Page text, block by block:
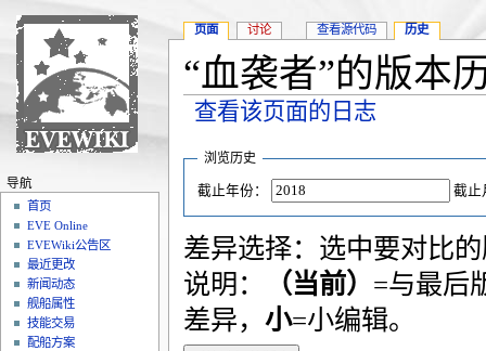
“血袭者”的版本
查看该页面的日志
浏览历史
截止年份： 截止
差异选择：选中要对比
说明：
（当前） =与最后
差异， 小=小编辑。
页面 讨论 查看源代码 历史
导航
首页
EVE Online
EVEWiki公告区
最近更改
新闻动态
舰船属性
技能交易
配船方案